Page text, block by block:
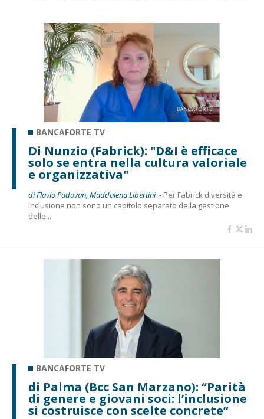
BANCAFORTE TV
Di Nunzio (Fabrick): "D&I è efficace
solo se entra nella cultura valoriale
e organizzativa"
di Flavio Padovan, Maddalena Libertini - Per Fabrick diversità e
inclusione non sono un capitolo separato della gestione
delle...
BANCAFORTE TV
di Palma (Bcc San Marzano): “Parità
di genere e giovani soci: l’inclusione
si costruisce con scelte concrete”